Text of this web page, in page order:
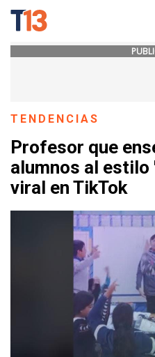
TENDENCIAS
Profesor que
alumnos al
viral en TikTok